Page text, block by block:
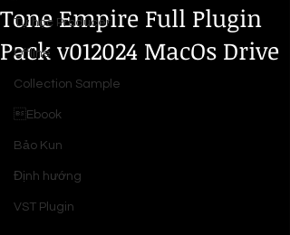
Tự học Producer
Offline
Collection Sample
Ebook
Bảo Kun
Định hướng
VST Plugin
Tone Empire Full Plugin
Pack v012024 MacOs Drive